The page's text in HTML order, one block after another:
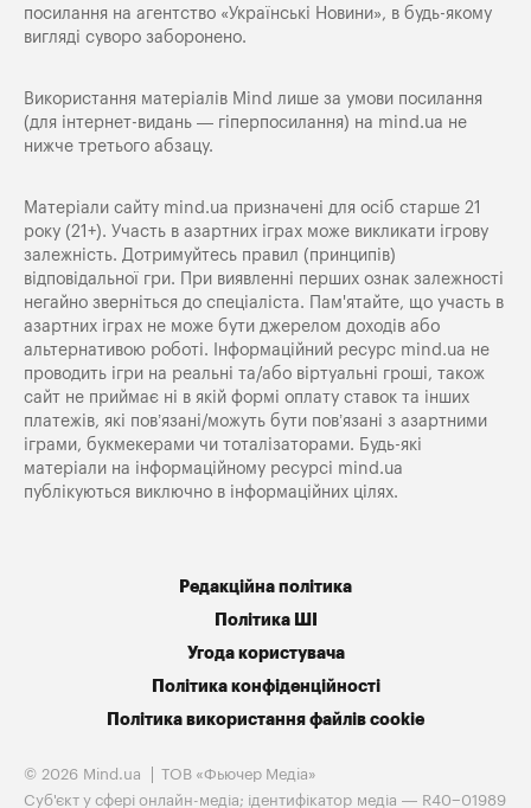
посилання на агентство «Українські Новини», в будь-якому
вигляді суворо заборонено.
Використання матеріалів Mind лише за умови посилання
(для інтернет-видань — гіперпосилання) на mind.ua не
нижче третього абзацу.
Матеріали сайту mind.ua призначені для осіб старше 21
року (21+). Участь в азартних іграх може викликати ігрову
залежність. Дотримуйтесь правил (принципів)
відповідальної гри. При виявленні перших ознак залежності
негайно зверніться до спеціаліста. Пам'ятайте, що участь в
азартних іграх не може бути джерелом доходів або
альтернативою роботі. Інформаційний ресурс mind.ua не
проводить ігри на реальні та/або віртуальні гроші, також
сайт не приймає ні в якій формі оплату ставок та інших
платежів, які пов’язані/можуть бути пов’язані з азартними
іграми, букмекерами чи тоталізаторами. Будь-які
матеріали на інформаційному ресурсі mind.ua
публікуються виключно в інформаційних цілях.
Редакційна політика
Політика ШІ
Угода користувача
Політика конфіденційності
Політика використання файлів cookie
© 2026 Mind.ua
ТОВ «Фьючер Медiа»
Cуб'єкт у сфері онлайн-медіа; ідентифікатор медіа — R40−01989